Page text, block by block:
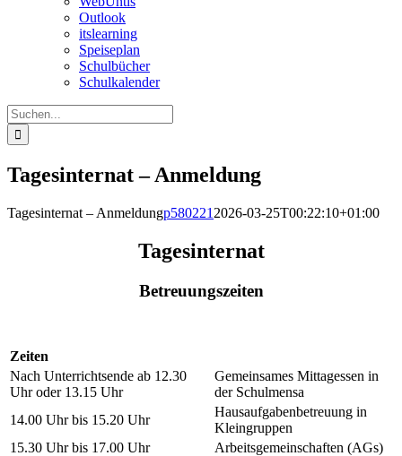
Outlook
itslearning
Speiseplan
Schulbücher
Schulkalender
Suche
nach:
Tagesinternat – Anmeldung
Tagesinternat – Anmeldungp580221 2026-03-25T00:22:10+01:00
Tagesinternat
Betreuungszeiten
Zeiten
Nach Unterrichtsende ab 12.30
Uhr oder 13.15 Uhr
Gemeinsames Mittagessen in
der Schulmensa
14.00 Uhr bis 15.20 Uhr
Hausaufgabenbetreuung in
Kleingruppen
15.30 Uhr bis 17.00 Uhr
Arbeitsgemeinschaften (AGs)